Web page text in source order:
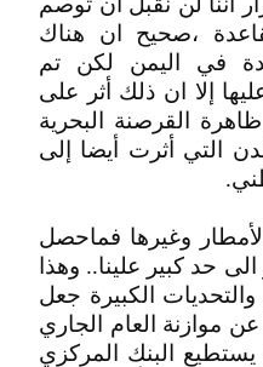
،صحيح ان هناك
في اليمن لكن تم
إلا ان ذلك أثر على
القرصنة البحرية
التي أثرت أيضا إلى
وغيرها فماحصل
حد كبير علينا.. وهذا
الكبيرة جعل
تختلف عن موازنة العام الجاري
يستطيع البنك المركزي